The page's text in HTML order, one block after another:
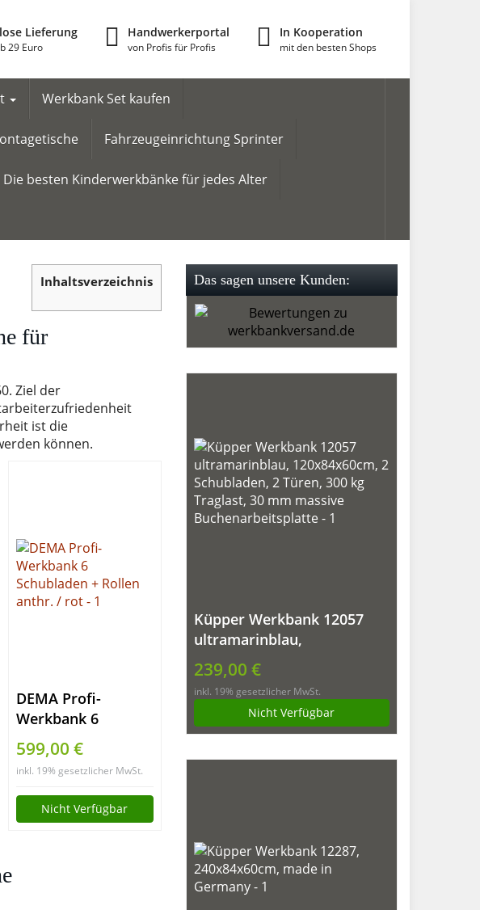
Lieferung
29 Euro
Handwerkerportal
von Profis für Profis
In Kooperation
mit den besten Shops
Werkbank Set kaufen
Fahrzeugeinrichtung Sprinter
Die besten Kinderwerkbänke für jedes Alter
Inhaltsverzeichnis
für
Ziel der
ist die
können.
DEMA Profi-
Werkbank 6
Schubladen +
Rollen anthr. / rot
599,00 €
inkl. 19% gesetzlicher MwSt.
Nicht Verfügbar
Das sagen unsere Kunden:
Küpper Werkbank 12057
ultramarinblau,
120x84x60cm, 2
Schubladen, 2 Türen, 300 kg
Traglast, 30 mm massive
Buchenarbeitsplatte
239,00 €
inkl. 19% gesetzlicher MwSt.
Nicht Verfügbar